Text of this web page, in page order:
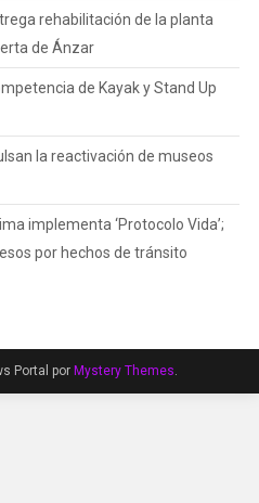
rehabilitación de la planta
de Ánzar
de Kayak y Stand Up
la reactivación de museos
implementa ‘Protocolo Vida’;
por hechos de tránsito
Portal por Mystery Themes.